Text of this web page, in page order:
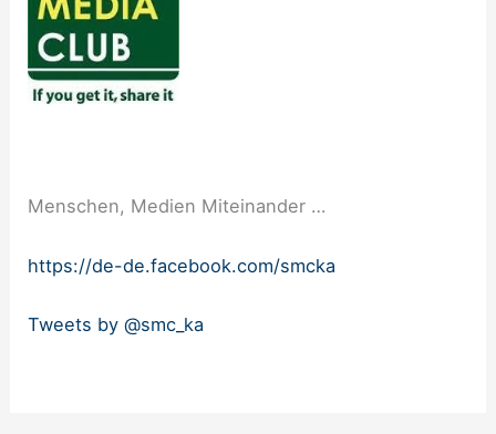
Menschen, Medien Miteinander …
https://de-de.facebook.com/smcka
Tweets by @smc_ka